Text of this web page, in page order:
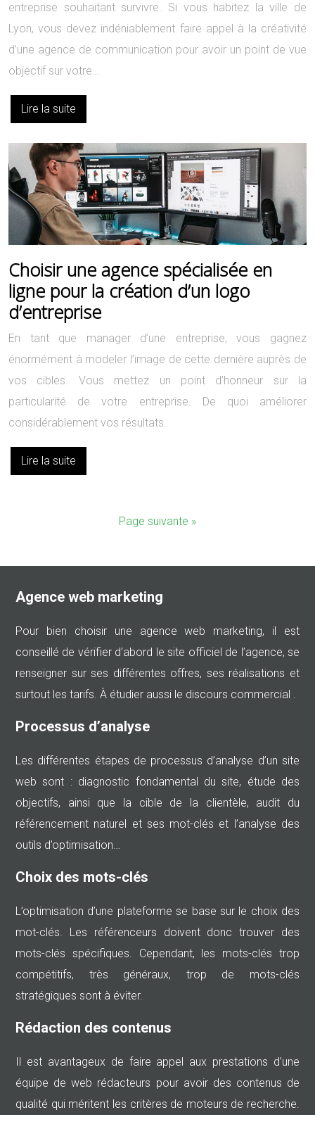
entreprise souhaitant survivre. Si vous habitez la ville de
Lyon, vous devez indéniablement faire appel à la créativité
d’une agence de communication pour avoir un point de vue
objectif sur votre…
Lire la suite
Choisir une agence spécialisée en
ligne pour la création d’un logo
d’entreprise
En tant que manager d’une entreprise, vous gagnez
énormément à modeler l’image de cette dernière auprès de
vos cibles. Vous mettez un point d’honneur sur la
particularité de votre entreprise. De quoi améliorer
considérablement vos résultats.
Lire la suite
Page suivante »
Agence web marketing
Pour bien choisir une agence web marketing, il est
conseillé de vérifier d’abord le site officiel de l’agence, se
renseigner sur ses différentes offres, ses réalisations et
surtout les tarifs. À étudier aussi le discours commercial .
Processus d’analyse
Les différentes étapes de processus d’analyse d’un site
web sont : diagnostic fondamental du site, étude des
objectifs, ainsi que la cible de la clientèle, audit du
référencement naturel et ses mot-clés et l’analyse des
outils d’optimisation…
Choix des mots-clés
L’optimisation d’une plateforme se base sur le choix des
mot-clés. Les référenceurs doivent donc trouver des
mots-clés spécifiques. Cependant, les mots-clés trop
compétitifs, très généraux, trop de mots-clés
stratégiques sont à éviter.
Rédaction des contenus
Il est avantageux de faire appel aux prestations d’une
équipe de web rédacteurs pour avoir des contenus de
qualité qui méritent les critères de moteurs de recherche.